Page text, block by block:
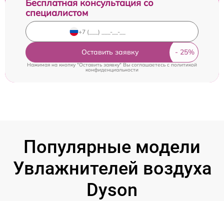
Бесплатная консультация со
специалистом
Оставить заявку
Нажимая на кнопку "Оставить заявку" Вы соглашаетесь cполитикой
конфиденциальности
Популярные модели
Увлажнителей воздуха
Dyson